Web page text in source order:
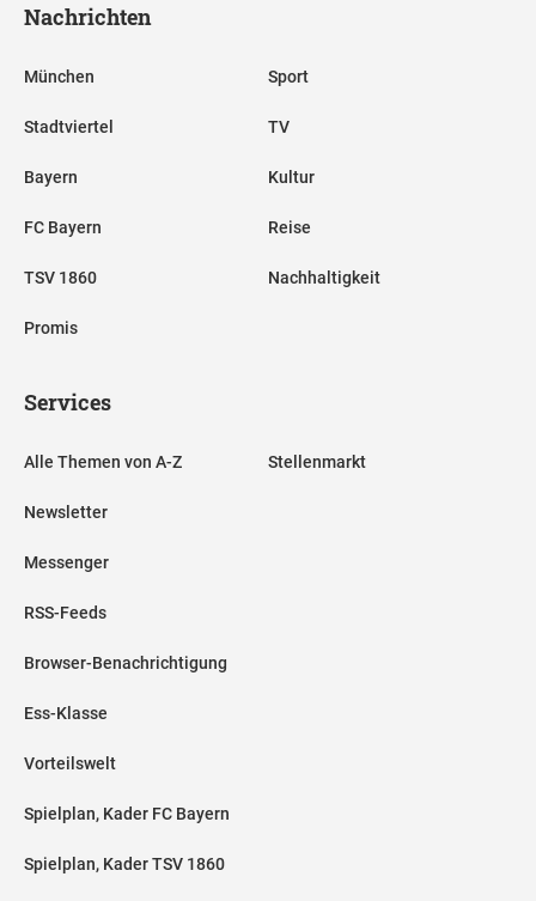
Nachrichten
München
Stadtviertel
Bayern
FC Bayern
TSV 1860
Promis
Sport
TV
Kultur
Reise
Nachhaltigkeit
Services
Alle Themen von A-Z
Newsletter
Messenger
RSS-Feeds
Browser-Benachrichtigung
Ess-Klasse
Vorteilswelt
Spielplan, Kader FC Bayern
Spielplan, Kader TSV 1860
Stellenmarkt